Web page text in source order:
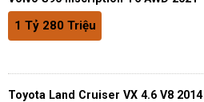
1 Tỷ 280 Triệu
Toyota Land Cruiser VX 4.6 V8 2014